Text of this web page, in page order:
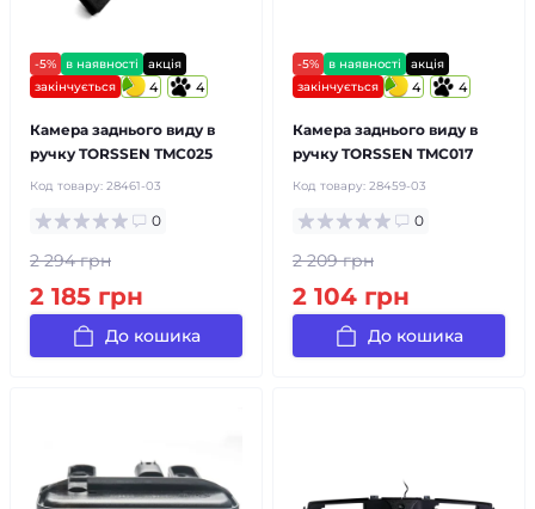
-5% в наявності
акція
закінчується
4 4
Камера заднього виду в
ручку TORSSEN TMC025
Код товару: 28461-03
0
2 294 грн
2 185 грн
До кошика
-5% в наявності
акція
закінчується
4 4
Камера заднього виду в
ручку TORSSEN TMC017
Код товару: 28459-03
0
2 209 грн
2 104 грн
До кошика